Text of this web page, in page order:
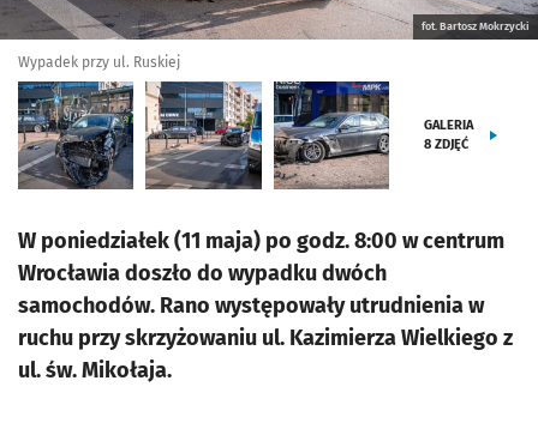
fot. Bartosz Mokrzycki
Wypadek przy ul. Ruskiej
GALERIA
8 ZDJĘĆ
W poniedziałek (11 maja) po godz. 8:00 w centrum
Wrocławia doszło do wypadku dwóch
samochodów. Rano występowały utrudnienia w
ruchu przy skrzyżowaniu ul. Kazimierza Wielkiego z
ul. św. Mikołaja.